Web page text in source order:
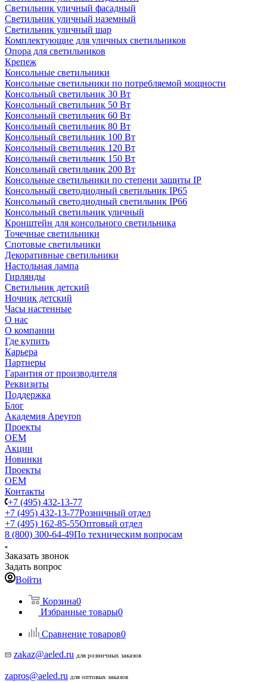
Светильник уличный фасадный
Светильник уличный наземный
Cветильник уличный шар
Комплектующие для уличных светильников
Опора для светильников
Крепеж
Консольные светильники
Консольные светильники по потребляемой мощности
Консольный светильник 30 Вт
Консольный светильник 50 Вт
Консольный светильник 60 Вт
Консольный светильник 80 Вт
Консольный светильник 100 Вт
Консольный светильник 120 Вт
Консольный светильник 150 Вт
Консольный светильник 200 Вт
Консольные светильники по степени защиты IP
Консольный светодиодный светильник IP65
Консольный светодиодный светильник IP66
Консольный светильник уличный
Кронштейн для консольного светильника
Точечные светильники
Спотовые светильники
Декоративные светильники
Настольная лампа
Гирлянды
Светильник детский
Ночник детский
Часы настенные
О нас
О компании
Где купить
Карьера
Партнеры
Гарантия от производителя
Реквизиты
Поддержка
Блог
Академия Apeyron
Проекты
ОЕМ
Акции
Новинки
Проекты
ОЕМ
Контакты
+7 (495) 432-13-77
+7 (495) 432-13-77Розничный отдел
+7 (495) 162-85-55Оптовый отдел
8 (800) 300-64-49По техническим вопросам
Заказать звонок
Задать вопрос
Войти
Корзина0
Избранные товары0
Сравнение товаров0
zakaz@aeled.ru для розничных заказов
zapros@aeled.ru для оптовых заказов